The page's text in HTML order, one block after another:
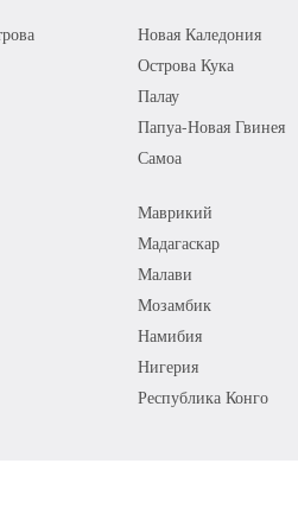
Новая Каледония
Острова Кука
Палау
Папуа-Новая Гвинея
Самоа
Маврикий
Мадагаскар
Малави
Мозамбик
Намибия
Нигерия
Республика Конго